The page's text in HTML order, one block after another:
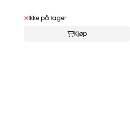
Ikke på lager
Kjøp